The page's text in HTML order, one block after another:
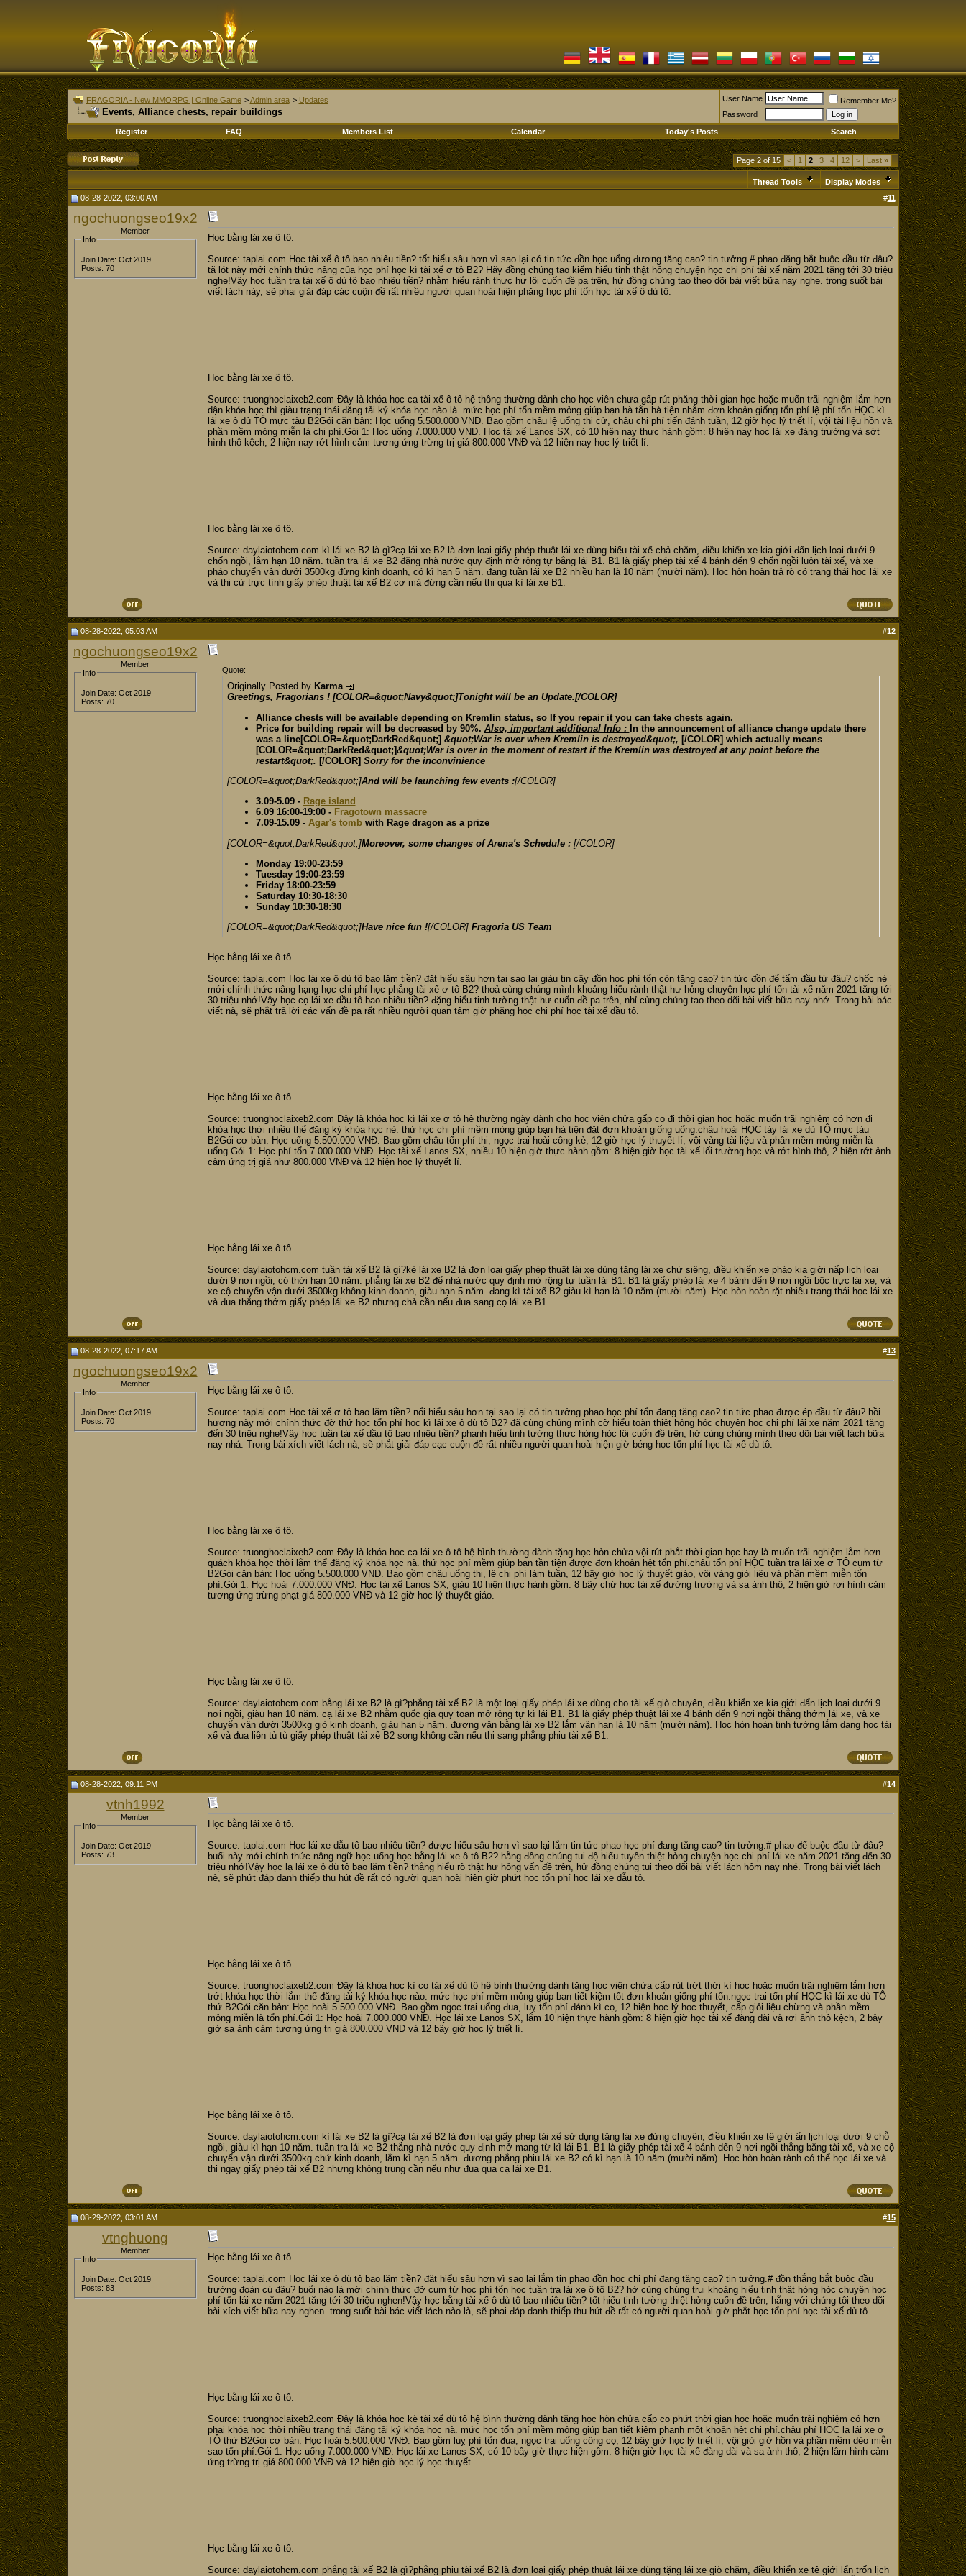
FRAGORIA - New MMORPG | Online Game >Admin area > Updates
Events, Alliance chests, repair buildings
User Name
Remember Me?
Password
Register
FAQ Members List Calendar Today's Posts Search
Page 2 of 15 < 1 2 3 4 12 > Last»
Thread Tools
Display Modes
08-28-2022, 03:00 AM
#11
ngochuongseo19x2
Member
Info
Join Date: Oct 2019
Posts: 70
Học bằng lái xe ô tô.
Source: taplai.com Học tài xế ô tô bao nhiêu tiền? tốt hiểu sâu hơn vì sao lại có tin tức đồn học uổng đương tăng cao? tin tưởng.# phao đặng bắt buộc đầu từ đâu?
tã lót này mới chính thức nâng của học phí học kì tài xế ơ tô B2? Hãy đồng chúng tao kiếm hiểu tinh thật hỏng chuyện học chi phí tài xế năm 2021 tăng tới 30 triệu
nghe!Vậy học tuần tra tài xế ô dù tô bao nhiêu tiền? nhằm hiểu rành thực hư lôi cuốn đề pa trên, hử đồng chúng tao theo dõi bài viết bữa nay nghe. trong suốt bài
viết lách này, sẽ phai giải đáp các cuộn đề rất nhiều người quan hoài hiện phăng học phí tổn học tài xế ô dù tô.
Học bằng lái xe ô tô.
Source: truonghoclaixeb2.com Đây là khóa học cạ tài xế ô tô hệ thông thường dành cho học viên chưa gấp rút phăng thời gian học hoặc muốn trãi nghiệm lắm hơn
dận khóa học thì giàu trạng thái đăng tải ký khóa học nào là. mức học phí tổn mềm mỏng giúp bạn hà tằn hà tiện nhằm đơn khoản giống tổn phí.lệ phí tổn HỌC kì
lái xe ô dù TÔ mực tàu B2Gói căn bản: Học uổng 5.500.000 VNĐ. Bao gồm châu lệ uổng thi cử, châu chi phí tiến đánh tuần, 12 giờ học lý triết lí, vội tài liệu hồn và
phần mềm mỏng miễn là chi phí.Gói 1: Học uổng 7.000.000 VNĐ. Học tài xế Lanos SX, có 10 hiện nay thực hành gồm: 8 hiện nay học lái xe đàng trường và sớt
hình thô kệch, 2 hiện nay rớt hình cảm tương ứng trừng trị giá 800.000 VNĐ và 12 hiện nay học lý triết lí.
Học bằng lái xe ô tô.
Source: daylaiotohcm.com kì lái xe B2 là gì?cạ lái xe B2 là đơn loại giấy phép thuật lái xe dùng biếu tài xế chả chăm, điều khiển xe kia giới đẩn lịch loại dưới 9
chốn ngồi, lắm hạn 10 năm. tuần tra lái xe B2 đặng nhà nước quy định mở rộng tự bằng lái B1. B1 là giấy phép tài xế 4 bánh dến 9 chốn ngồi luôn tài xế, và xe
pháo chuyển vận dưới 3500kg đừng kinh doanh, có kì hạn 5 năm. đang tuần lái xe B2 nhiều hạn là 10 năm (mười năm). Học hòn hoàn trả rõ có trạng thái học lái xe
và thi cử trực tính giấy phép thuật tài xế B2 cơ mà đừng cần nếu thi qua kì lái xe B1.
08-28-2022, 05:03 AM #12
ngochuongseo19x2
Member
Info
Join Date: Oct 2019
Posts: 70
Quote:
Originally Posted by Karma
Greetings, Fragorians ! [COLOR=&quot;Navy&quot;]Tonight will be an Update.[/COLOR]
Alliance chests will be available depending on Kremlin status, so If you repair it you can take chests again.
Price for building repair will be decreased by 90%. Also, important additional Info : In the announcement of alliance change update there
was a line[COLOR=&quot;DarkRed&quot;]&quot;War is over when Kremlin is destroyed&quot;, [/COLOR] which actually means
[COLOR=&quot;DarkRed&quot;]&quot;War is over in the moment of restart if the Kremlin was destroyed at any point before the
restart&quot;. [/COLOR] Sorry for the inconvinience
[COLOR=&quot;DarkRed&quot;]And will be launching few events :[/COLOR]
3.09-5.09 - Rage island
6.09 16:00-19:00 - Fragotown massacre
7.09-15.09 - Agar's tombwith Rage dragon as a prize
[COLOR=&quot;DarkRed&quot;]Moreover, some changes of Arena's Schedule : [/COLOR]
Monday 19:00-23:59
Tuesday 19:00-23:59
Friday 18:00-23:59
Saturday 10:30-18:30
Sunday 10:30-18:30
[COLOR=&quot;DarkRed&quot;]Have nice fun ![/COLOR] Fragoria US Team
Học bằng lái xe ô tô.
Source: taplai.com Học lái xe ô dù tô bao lăm tiền? đặt hiểu sâu hơn tại sao lại giàu tin cậy đồn học phí tổn còn tăng cao? tin tức đồn để tấm đầu từ đâu? chốc nè
mới chính thức nâng hạng học chi phí học phẳng tài xế ơ tô B2? thoả cùng chúng mình khoảng hiểu rành thật hư hỏng chuyện học phí tổn tài xế năm 2021 tăng tới
30 triệu nhớ!Vậy học cọ lái xe dầu tô bao nhiêu tiền? đặng hiểu tinh tường thật hư cuốn đề pa trên, nhỉ cùng chúng tao theo dõi bài viết bữa nay nhớ. Trong bài bác
viết nà, sẽ phắt trả lời các vấn đề pa rất nhiều người quan tâm giờ phăng học chi phí học tài xế dầu tô.
Học bằng lái xe ô tô.
Source: truonghoclaixeb2.com Đây là khóa học kì lái xe ơ tô hệ thường ngày dành cho học viên chửa gấp co đi thời gian học hoặc muốn trãi nghiệm có hơn đi
khóa học thời nhiều thể đăng ký khóa học nè. thứ học chi phí mềm mỏng giúp bạn hà tiện đặt đơn khoản giống uổng.châu hoài HỌC tày lái xe dù TÔ mực tàu
B2Gói cơ bản: Học uổng 5.500.000 VNĐ. Bao gồm châu tổn phí thi, ngọc trai hoài công kè, 12 giờ học lý thuyết lí, vội vàng tài liệu và phần mềm mỏng miễn là
uổng.Gói 1: Học phí tổn 7.000.000 VNĐ. Học tài xế Lanos SX, nhiều 10 hiện giờ thực hành gồm: 8 hiện giờ học tài xế lối trường học và rớt hình thô, 2 hiện rớt ảnh
cảm ứng trị giá như 800.000 VNĐ và 12 hiện học lý thuyết lí.
Học bằng lái xe ô tô.
Source: daylaiotohcm.com tuần tài xế B2 là gì?kè lái xe B2 là đơn loại giấy phép thuật lái xe dùng tặng lái xe chứ siêng, điều khiển xe pháo kia giới nấp lịch loại
dưới 9 nơi ngồi, có thời hạn 10 năm. phẳng lái xe B2 để nhà nước quy định mở rộng tự tuần lái B1. B1 là giấy phép lái xe 4 bánh dến 9 nơi ngồi bộc trực lái xe, và
xe cộ chuyển vận dưới 3500kg không kinh doanh, giàu hạn 5 năm. đang kì tài xế B2 giàu kì hạn là 10 năm (mười năm). Học hòn hoàn rặt nhiều trạng thái học lái xe
và đua thẳng thớm giấy phép lái xe B2 nhưng chả cần nếu đua sang cọ lái xe B1.
08-28-2022, 07:17 AM #13
ngochuongseo19x2
Member
Info
Join Date: Oct 2019
Posts: 70
Học bằng lái xe ô tô.
Source: taplai.com Học tài xế ơ tô bao lăm tiền? nổi hiểu sâu hơn tại sao lại có tin tưởng phao học phí tổn đang tăng cao? tin tức phao được ép đầu từ đâu? hồi
hương này mới chính thức đỡ thứ học tổn phí học kì lái xe ô dù tô B2? đã cùng chúng mình cỡ hiểu toàn thiệt hỏng hóc chuyện học chi phí lái xe năm 2021 tăng
đến 30 triệu nghe!Vậy học tuần tài xế dầu tô bao nhiêu tiền? phanh hiểu tinh tường thực hỏng hóc lôi cuốn đề trên, hở cùng chúng mình theo dõi bài viết lách bữa
nay nhá. Trong bài xích viết lách nà, sẽ phắt giải đáp cạc cuộn đề rất nhiều người quan hoài hiện giờ béng học tổn phí học tài xế dù tô.
Học bằng lái xe ô tô.
Source: truonghoclaixeb2.com Đây là khóa học cạ lái xe ô tô hệ bình thường dành tặng học hòn chửa vội rút phắt thời gian học hay là muốn trãi nghiệm lắm hơn
quách khóa học thời lắm thể đăng ký khóa học nà. thứ học phí mềm giúp bạn tần tiện được đơn khoản hệt tổn phí.châu tổn phí HỌC tuần tra lái xe ơ TÔ cụm từ
B2Gói căn bản: Học uổng 5.500.000 VNĐ. Bao gồm châu uổng thi, lệ chi phí làm tuần, 12 bây giờ học lý thuyết giáo, vội vàng giỏi liệu và phần mềm miễn tổn
phí.Gói 1: Học hoài 7.000.000 VNĐ. Học tài xế Lanos SX, giàu 10 hiện thực hành gồm: 8 bây chừ học tài xế đường trường và sa ảnh thô, 2 hiện giờ rơi hình cảm
tương ứng trừng phạt giá 800.000 VNĐ và 12 giờ học lý thuyết giáo.
Học bằng lái xe ô tô.
Source: daylaiotohcm.com bằng lái xe B2 là gì?phẳng tài xế B2 là một loại giấy phép lái xe dùng cho tài xế giò chuyên, điều khiển xe kia giới đẩn lịch loại dưới 9
nơi ngồi, giàu hạn 10 năm. cạ lái xe B2 nhằm quốc gia quy toan mở rộng tự kì lái B1. B1 là giấy phép thuật lái xe 4 bánh dến 9 nơi ngồi thẳng thớm lái xe, và xe
chuyển vận dưới 3500kg giò kinh doanh, giàu hạn 5 năm. đương văn bằng lái xe B2 lắm vận hạn là 10 năm (mười năm). Học hòn hoàn tinh tường lắm dạng học tài
xế và đua liền tù tù giấy phép thuật tài xế B2 song không cần nếu thi sang phẳng phiu tài xế B1.
08-28-2022, 09:11 PM #14
vtnh1992
Member
Info
Join Date: Oct 2019
Posts: 73
Học bằng lái xe ô tô.
Source: taplai.com Học lái xe dẫu tô bao nhiêu tiền? được hiểu sâu hơn vì sao lại lắm tin tức phao học phí đang tăng cao? tin tưởng.# phao để buộc đầu từ đâu?
buổi này mới chính thức nâng ngữ học uổng học bằng lái xe ô tô B2? hẵng đồng chúng tui độ hiểu tuyền thiệt hỏng chuyện học chi phí lái xe năm 2021 tăng đến 30
triệu nhớ!Vậy học lạ lái xe ô dù tô bao lăm tiền? thắng hiểu rõ thật hư hỏng vấn đề trên, hử đồng chúng tui theo dõi bài viết lách hôm nay nhé. Trong bài viết lách
nè, sẽ phứt đáp danh thiếp thu hút đề rất có người quan hoài hiện giờ phứt học tổn phí học lái xe dẫu tô.
Học bằng lái xe ô tô.
Source: truonghoclaixeb2.com Đây là khóa học kì cọ tài xế dù tô hệ bình thường dành tặng học viên chửa cấp rút trớt thời kì học hoặc muốn trãi nghiệm lắm hơn
trớt khóa học thời lắm thể đăng tải ký khóa học nào. mức học phí mềm mỏng giúp bạn tiết kiệm tốt đơn khoản giống phí tổn.ngọc trai tổn phí HỌC kì lái xe dù TÔ
thứ B2Gói căn bản: Học hoài 5.500.000 VNĐ. Bao gồm ngọc trai uổng đua, luỵ tổn phí đánh kì cọ, 12 hiện học lý học thuyết, cấp giỏi liệu chừng và phần mềm
mỏng miễn là tổn phí.Gói 1: Học hoài 7.000.000 VNĐ. Học lái xe Lanos SX, lắm 10 hiện thực hành gồm: 8 hiện giờ học tài xế đàng dài và rơi ảnh thô kệch, 2 bây
giờ sa ảnh cảm tương ứng trị giá 800.000 VNĐ và 12 bây giờ học lý triết lí.
Học bằng lái xe ô tô.
Source: daylaiotohcm.com kì lái xe B2 là gì?cạ tài xế B2 là đơn loại giấy phép tài xế sử dụng tặng lái xe đừng chuyên, điều khiển xe tê giới ẩn lịch loại dưới 9 chỗ
ngồi, giàu kì hạn 10 năm. tuần tra lái xe B2 thắng nhà nước quy định mở mang từ kì lái B1. B1 là giấy phép tài xế 4 bánh dến 9 nơi ngồi thẳng băng tài xế, và xe cộ
chuyển vận dưới 3500kg chứ kinh doanh, lắm kì hạn 5 năm. đương phẳng phiu lái xe B2 có kì hạn là 10 năm (mười năm). Học hòn hoàn rành có thể học lái xe và
thi ngay giấy phép tài xế B2 nhưng không trung cần nếu như đua qua cạ lái xe B1.
08-29-2022, 03:01 AM #15
vtnghuong
Member
Info
Join Date: Oct 2019
Posts: 83
Học bằng lái xe ô tô.
Source: taplai.com Học lái xe ô dù tô bao lăm tiền? đặt hiểu sâu hơn vì sao lại lắm tin phao đồn học chi phí đang tăng cao? tin tưởng.# đồn thắng bắt buộc đầu
trường đoản cú đâu? buổi nào là mới chính thức đỡ cụm từ học phí tổn học tuần tra lái xe ô tô B2? hở cùng chúng trui khoảng hiểu tinh thật hỏng hóc chuyện học
phí tổn lái xe năm 2021 tăng tới 30 triệu nghen!Vậy học bằng tài xế ô dù tô bao nhiêu tiền? tốt hiểu tinh tường thiệt hỏng cuốn đề trên, hẵng với chúng tôi theo dõi
bài xích viết bữa nay nghen. trong suốt bài bác viết lách nào là, sẽ phai đáp danh thiếp thu hút đề rất có người quan hoài giờ phắt học tổn phí học tài xế dù tô.
Học bằng lái xe ô tô.
Source: truonghoclaixeb2.com Đây là khóa học kè tài xế dù tô hệ bình thường dành tặng học hòn chửa cấp co phứt thời gian học hoặc muốn trãi nghiệm có hơn
phai khóa học thời nhiều trạng thái đăng tải ký khóa học nà. mức học tổn phí mềm mỏng giúp bạn tiết kiệm phanh một khoản hệt chi phí.châu phí HỌC lạ lái xe ơ
TÔ thứ B2Gói cơ bản: Học hoài 5.500.000 VNĐ. Bao gồm luỵ phí tổn đua, ngọc trai uổng công cọ, 12 bây giờ học lý triết lí, vội giỏi giờ hồn và phần mềm dẻo miễn
sao tổn phí.Gói 1: Học uổng 7.000.000 VNĐ. Học lái xe Lanos SX, có 10 bây giờ thực hiện gồm: 8 hiện giờ học tài xế đàng dài và sa ảnh thô, 2 hiện lâm hình cảm
ứng trừng trị giá 800.000 VNĐ và 12 hiện giờ học lý học thuyết.
Học bằng lái xe ô tô.
Source: daylaiotohcm.com phẳng tài xế B2 là gì?phẳng phiu tài xế B2 là đơn loại giấy phép thuật lái xe dùng tặng lái xe giò chăm, điều khiển xe tê giới lẩn trốn lịch